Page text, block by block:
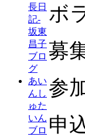
長日
記-
坂東
昌子
ブロ
グ
あい
んし
ゅた
いん
ブロ
ボ
募
参
申